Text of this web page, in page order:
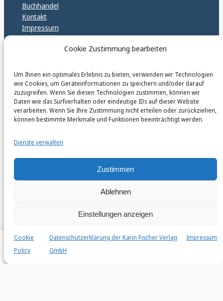
Cookie Zustimmung bearbeiten
Um Ihnen ein optimales Erlebnis zu bieten, verwenden wir Technologien
wie Cookies, um Geräteinformationen zu speichern und/oder darauf
zuzugreifen. Wenn Sie diesen Technologien zustimmen, können wir
Daten wie das Surfverhalten oder eindeutige IDs auf dieser Website
verarbeiten. Wenn Sie Ihre Zustimmung nicht erteilen oder zurückziehen,
können bestimmte Merkmale und Funktionen beeinträchtigt werden.
Dienste verwalten
Zustimmen
Ablehnen
Einstellungen anzeigen
Cookie
Policy
Datenschutzerklärung der Karin Fischer Verlag
GmbH
Impressum
Buchhandel
Kontakt
Impressum
Datenschutz
Cookie Policy (EU)
karinfischerverlag_ac
@karinfischerverlag_ac
Home Autor*innen